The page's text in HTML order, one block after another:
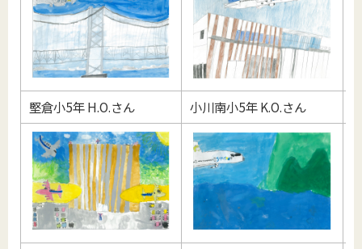
堅倉小5年 H.O.さん 小川南小5年 K.O.さん